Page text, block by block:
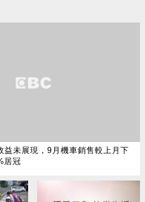
益未展現，9月機車銷售較上月下
居冠